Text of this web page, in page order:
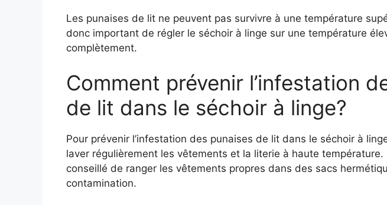
Les punaises de lit ne peuvent pas survivre à une température
donc important de régler le séchoir à linge sur une température
complètement.
Comment prévenir l’infestation
de lit dans le séchoir à linge?
Pour prévenir l’infestation des punaises de lit dans le séchoir à
laver régulièrement les vêtements et la literie à haute température.
conseillé de ranger les vêtements propres dans des sacs
contamination.